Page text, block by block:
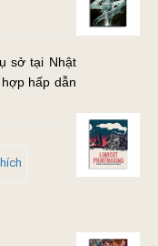
sở tại Nhật
hấp dẫn